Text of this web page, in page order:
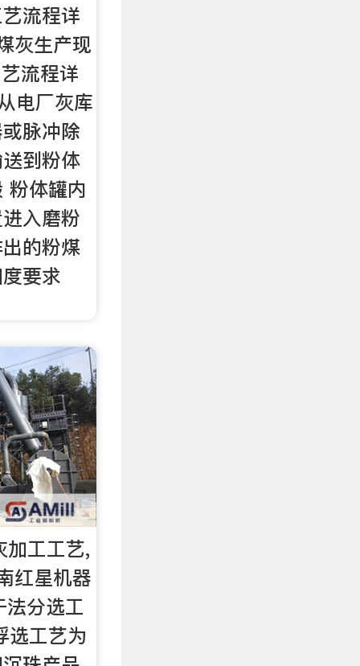
流程详
灰生产现
流程详
电厂灰库
脉冲除
到粉体
粉体罐内
入磨粉
的粉煤
要求
加工工艺,
红星机器
分选工
选工艺为